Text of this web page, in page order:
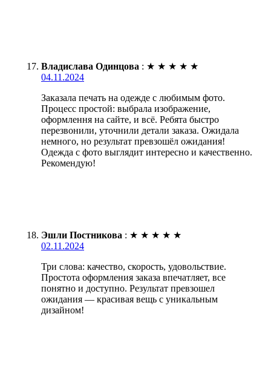
Владислава Одинцова : ★ ★ ★ ★ ★
04.11.2024
Заказала печать на одежде с любимым фото.
Процесс простой: выбрала изображение,
оформлення на сайте, и всё. Ребята быстро
перезвонили, уточнили детали заказа. Ожидала
немного, но результат превзошёл ожидания!
Одежда с фото выглядит интересно и качественно.
Рекомендую!
Эшли Постникова : ★ ★ ★ ★ ★
02.11.2024
Три слова: качество, скорость, удовольствие.
Простота оформления заказа впечатляет, все
понятно и доступно. Результат превзошел
ожидания — красивая вещь с уникальным
дизайном!